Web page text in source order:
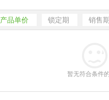
产品单价 锁定期 销售
暂无符合条件